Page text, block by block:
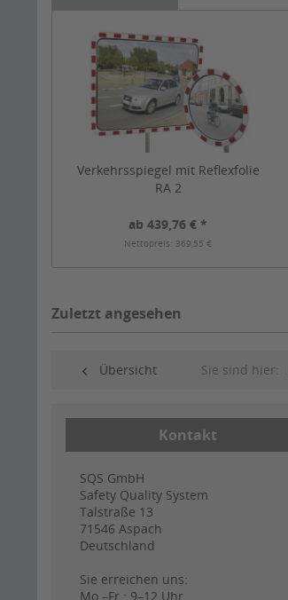
Verkehrsspiegel mit Reflexfolie
RA 2
ab 439,76 € *
Nettopreis: 369,55 €
Zuletzt angesehen
Übersicht Sie sind hier:
Kontakt
SQS GmbH
Safety Quality System
Talstraße 13
71546 Aspach
Deutschland
Sie erreichen uns:
Mo.–Fr.: 9–12 Uhr